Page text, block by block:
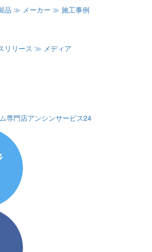
品 ≫ メーカー ≫ 施工事例
リリース ≫ メディア